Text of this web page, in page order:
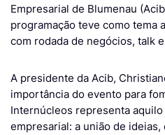
Empresarial de Blumenau
programação teve como tema
com rodada de negócios, talk
A presidente da Acib,
importância do evento para
Internúcleos representa
empresarial: a união de